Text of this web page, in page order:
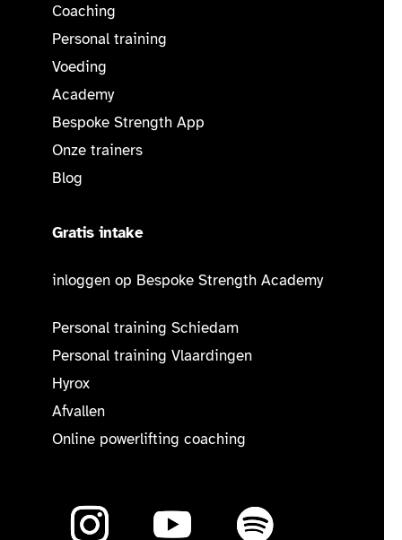
Coaching
Personal training
Voeding
Academy
Bespoke Strength App
Onze trainers
Blog
Gratis intake
inloggen op Bespoke Strength Academy
Personal training Schiedam
Personal training Vlaardingen
Hyrox
Afvallen
Online powerlifting coaching